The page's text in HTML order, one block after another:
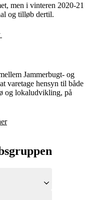
men i vinteren 2020-21
og tilløb dertil.
Jammerbugt- og
varetage hensyn til både
og lokaludvikling, på